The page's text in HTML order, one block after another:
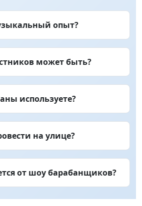
опыт?
может быть?
используете?
на улице?
от шоу барабанщиков?